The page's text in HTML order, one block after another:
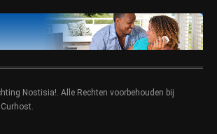
Nostisia!. Alle Rechten voorbehouden bij
Curhost.